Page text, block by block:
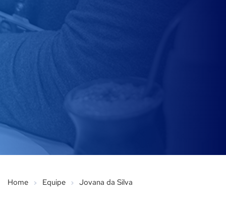
Home Equipe Jovana da Silva